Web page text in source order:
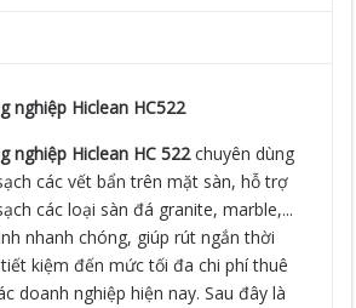
nghiệp Hiclean HC522
nghiệp Hiclean HC 522chuyên dùng
các vết bẩn trên mặt sàn, hỗ trợ
các loại sàn đá granite, marble,...
nhanh chóng, giúp rút ngắn thời
kiệm đến mức tối đa chi phí thuê
doanh nghiệp hiện nay. Sau đây là